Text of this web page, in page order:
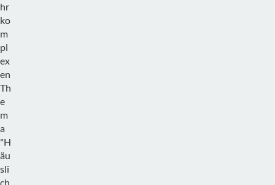
hr
ko
m
pl
ex
en
Th
e
m
a
"H
äu
sli
ch